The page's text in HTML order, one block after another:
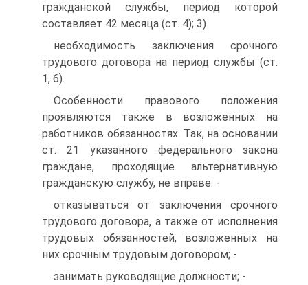
гражданской службы, период которой
составляет 42 месяца (ст. 4); 3)
необходимость заключения срочного
трудового договора на период службы (ст.
1, 6).
Особенности правового положения
проявляются также в возложенных на
работников обязанностях. Так, на основании
ст. 21 указанного федерального закона
граждане, проходящие альтернативную
гражданскую службу, не вправе: -
отказываться от заключения срочного
трудового договора, а также от исполнения
трудовых обязанностей, возложенных на
них срочным трудовым договором; -
занимать руководящие должности; -